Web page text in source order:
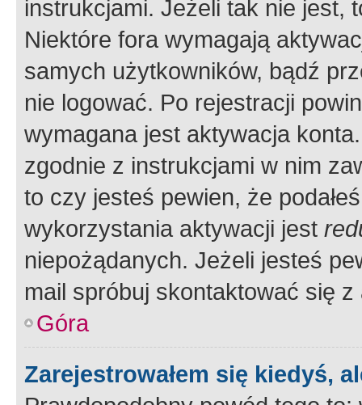
instrukcjami. Jeżeli tak nie jest,
Niektóre fora wymagają
samych użytkowników, bądź
nie logować. Po rejestracji
wymagana jest aktywacja
zgodnie z instrukcjami w nim
to czy jesteś pewien, że
wykorzystania aktywacji jest
niepożądanych. Jeżeli jesteś
mail spróbuj skontaktować się
Góra
Zarejestrowałem się kiedyś,